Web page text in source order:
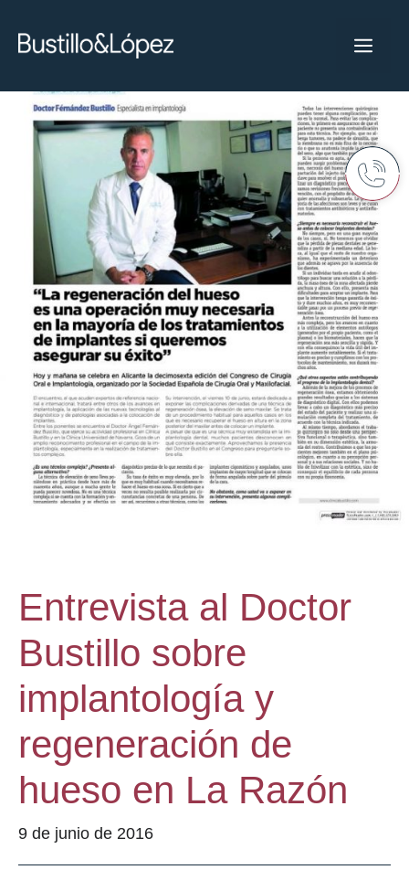
Entrevista al Doctor
Bustillo sobre
implantología y
regeneración de
hueso en La Razón
9 de junio de 2016